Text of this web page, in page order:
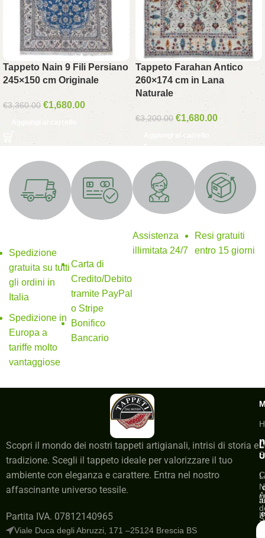
Tappeto Nain 9 Fili Persiano
245×150 cm Originale
€3,360.00 €1,680.00
Aggiungi al carrello
Tappeto Farahan Antico
260×174 cm in Lana
Naturale
€3,200.00 €1,680.00
Aggiungi al carrello
SPEDIZIONE
Spedizione
gratuita su tutti
gli ordini in
Italia
Spedizione in
Europa a
tariffe molto
vantaggiose
Metodi di
Carta di
Credito/Debito
tramite PayPal
o Stripe
Bonifico
Bancario
Supporto 24/7
Assistenza
illimitata 24/7
Resi gratuiti
Resi gratuiti
entro 15 giorni
Scopri il mondo dei nostri tappeti artigianali, intrisi di storia e
tradizione. Scegli il tappeto ideale per valorizzare il tuo
ambiente con eleganza e carattere. Entra nel nostro
affascinante universo tessile.
Partita IVA. 07812140965
Viale Duca degli Abruzzi, 171 –25124 Brescia BS